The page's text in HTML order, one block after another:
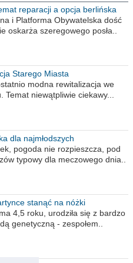
reparacji a opcja berlińska
i Platforma Obywatelska dość
oskarża szeregowego posła..
Starego Miasta
modna rewitalizacja we
Temat niewątpliwie ciekawy...
dla najmłodszych
pogoda nie rozpieszcza, pod
typowy dla meczowego dnia..
stanąć na nóżki
4,5 roku, urodziła się z bardzo
genetyczną - zespołem..